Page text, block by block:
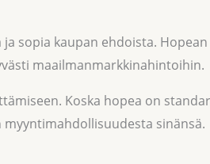
sopia kaupan ehdoista.
maailmanmarkkinahintoihin.
Koska hopea on
sinänsä.